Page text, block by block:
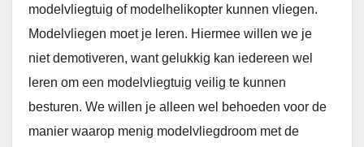
modelvliegtuig of modelhelikopter kunnen vliegen.
Modelvliegen moet je leren. Hiermee willen we je
niet demotiveren, want gelukkig kan iedereen wel
leren om een modelvliegtuig veilig te kunnen
besturen. We willen je alleen wel behoeden voor de
manier waarop menig modelvliegdroom met de